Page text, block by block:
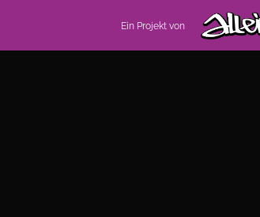
Ein Projekt von